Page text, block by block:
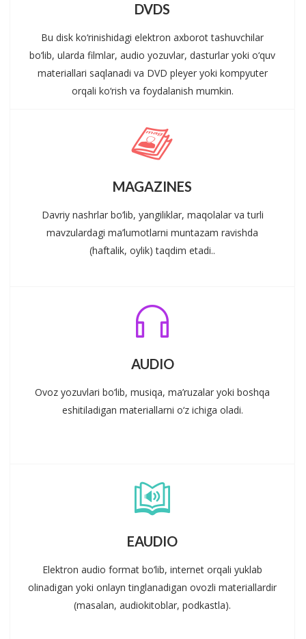
DVDS
Bu disk ko‘rinishidagi elektron axborot tashuvchilar
bo‘lib, ularda filmlar, audio yozuvlar, dasturlar yoki o‘quv
materiallari saqlanadi va DVD pleyer yoki kompyuter
orqali ko‘rish va foydalanish mumkin.
MAGAZINES
Davriy nashrlar bo‘lib, yangiliklar, maqolalar va turli
mavzulardagi ma’lumotlarni muntazam ravishda
(haftalik, oylik) taqdim etadi..
AUDIO
Ovoz yozuvlari bo‘lib, musiqa, ma’ruzalar yoki boshqa
eshitiladigan materiallarni o‘z ichiga oladi.
EAUDIO
Elektron audio format bo‘lib, internet orqali yuklab
olinadigan yoki onlayn tinglanadigan ovozli materiallardir
(masalan, audiokitoblar, podkastla).